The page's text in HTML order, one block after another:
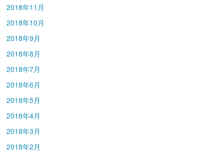
2018年11月
2018年10月
2018年9月
2018年8月
2018年7月
2018年6月
2018年5月
2018年4月
2018年3月
2018年2月